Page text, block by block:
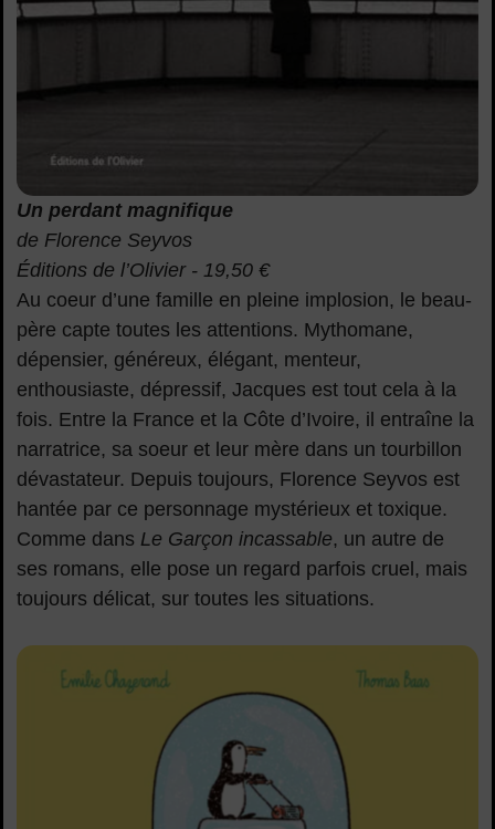
Un perdant magnifique
de Florence Seyvos
Éditions de l’Olivier - 19,50 €
Au coeur d’une famille en pleine implosion, le beau-
père capte toutes les attentions. Mythomane,
dépensier, généreux, élégant, menteur,
enthousiaste, dépressif, Jacques est tout cela à la
fois. Entre la France et la Côte d’Ivoire, il entraîne la
narratrice, sa soeur et leur mère dans un tourbillon
dévastateur. Depuis toujours, Florence Seyvos est
hantée par ce personnage mystérieux et toxique.
Comme dans Le Garçon incassable, un autre de
ses romans, elle pose un regard parfois cruel, mais
toujours délicat, sur toutes les situations.